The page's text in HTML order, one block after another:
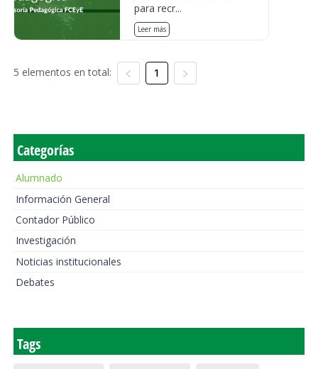
para recr...
Leer más
5 elementos en total: 1
Categorías
Alumnado
Información General
Contador Público
Investigación
Noticias institucionales
Debates
Tags